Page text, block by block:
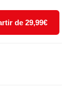
de 29,99€